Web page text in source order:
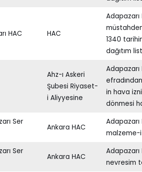
HAC HAC
1340
dağıtım
Ahz-ı Askeri
Şubesi Riyaset-
i Aliyyesine
in hava
dönmesi
Ser
Ankara HAC
malzeme-
Ser
Ankara HAC
nevresim